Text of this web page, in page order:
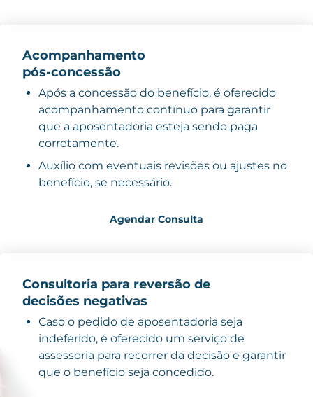
Acompanhamento
pós-concessão
Após a concessão do benefício, é oferecido
acompanhamento contínuo para garantir
que a aposentadoria esteja sendo paga
corretamente.
Auxílio com eventuais revisões ou ajustes no
benefício, se necessário.
Agendar Consulta
Consultoria para reversão de
decisões negativas
Caso o pedido de aposentadoria seja
indeferido, é oferecido um serviço de
assessoria para recorrer da decisão e garantir
que o benefício seja concedido.